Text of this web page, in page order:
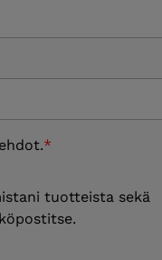
tuotteista sekä